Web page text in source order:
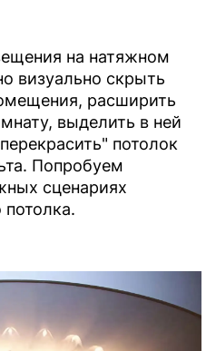
на натяжном
визуально скрыть
расширить
выделить в ней
потолок
Попробуем
сценариях